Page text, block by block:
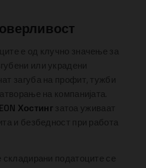
е од клучно значење за
или украдени
загуба на профит, тужби
на компанијата.
Хостингзатоа уживаат
и безбедност при работа
складирани податоците се